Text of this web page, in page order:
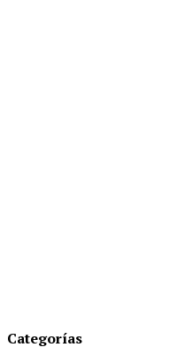
Categorías